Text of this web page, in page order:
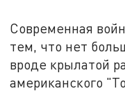
Современная
тем, что нет
вроде крылатой
американского